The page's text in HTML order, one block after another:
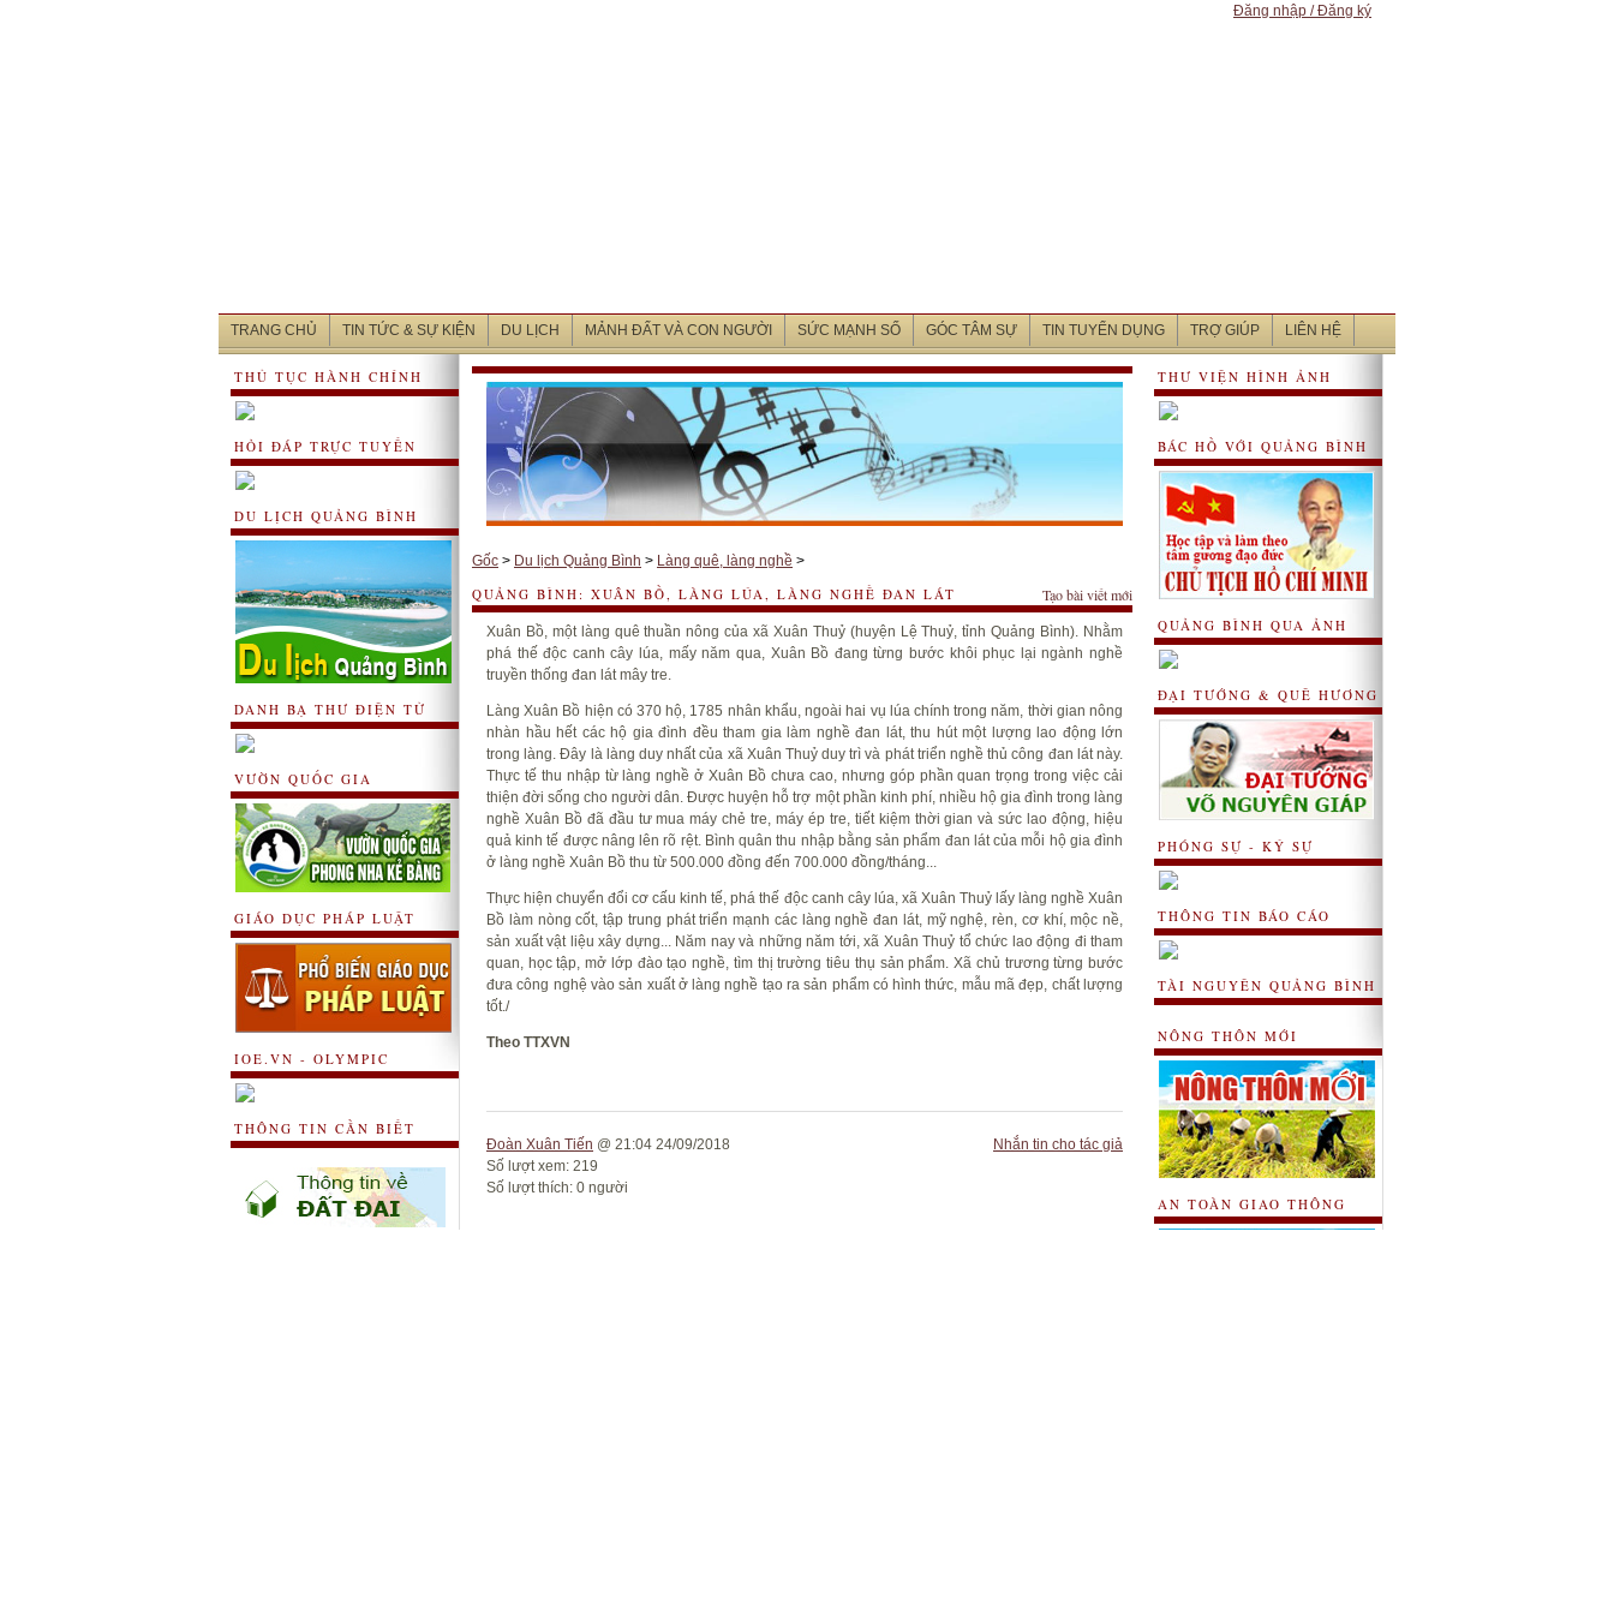
Đăng nhập / Đăng ký
TRANG CHỦ TIN TỨC & SỰ KIỆN DU LỊCH MẢNH ĐẤT VÀ CON NGƯỜI SỨC MẠNH SỐ GÓC TÂM SỰ TIN TUYỂN DỤNG TRỢ GIÚP LIÊN HỆ
THỦ TỤC HÀNH CHÍNH
HỎI ĐÁP TRỰC TUYẾN
DU LỊCH QUẢNG BÌNH
DANH BẠ THƯ ĐIỆN TỬ
VƯỜN QUỐC GIA
GIÁO DỤC PHÁP LUẬT
IOE.VN - OLYMPIC
THÔNG TIN CẦN BIẾT
THƯ VIỆN HÌNH ẢNH
BÁC HỒ VỚI QUẢNG BÌNH
QUẢNG BÌNH QUA ẢNH
ĐẠI TƯỚNG & QUÊ HƯƠNG
PHÓNG SỰ - KÝ SỰ
THÔNG TIN BÁO CÁO
TÀI NGUYÊN QUẢNG BÌNH
NÔNG THÔN MỚI
AN TOÀN GIAO THÔNG
Gốc > Du lịch Quảng Bình > Làng quê, làng nghề >
Tạo bài viết mới
QUẢNG BÌNH: XUÂN BỒ, LÀNG LÚA, LÀNG NGHỀ ĐAN LÁT
Xuân Bồ, một làng quê thuần nông của xã Xuân Thuỷ (huyện Lệ Thuỷ, tỉnh Quảng Bình). Nhằm
phá thế độc canh cây lúa, mấy năm qua, Xuân Bồ đang từng bước khôi phục lại ngành nghề
truyền thống đan lát mây tre.
Làng Xuân Bồ hiện có 370 hộ, 1785 nhân khẩu, ngoài hai vụ lúa chính trong năm, thời gian nông
nhàn hầu hết các hộ gia đình đều tham gia làm nghề đan lát, thu hút một lượng lao động lớn
trong làng. Đây là làng duy nhất của xã Xuân Thuỷ duy trì và phát triển nghề thủ công đan lát này.
Thực tế thu nhập từ làng nghề ở Xuân Bồ chưa cao, nhưng góp phần quan trọng trong việc cải
thiện đời sống cho người dân. Được huyện hỗ trợ một phần kinh phí, nhiều hộ gia đình trong làng
nghề Xuân Bồ đã đầu tư mua máy chẻ tre, máy ép tre, tiết kiệm thời gian và sức lao động, hiệu
quả kinh tế được nâng lên rõ rệt. Bình quân thu nhập bằng sản phẩm đan lát của mỗi hộ gia đình
ở làng nghề Xuân Bồ thu từ 500.000 đồng đến 700.000 đồng/tháng...
Thực hiện chuyển đổi cơ cấu kinh tế, phá thế độc canh cây lúa, xã Xuân Thuỷ lấy làng nghề Xuân
Bồ làm nòng cốt, tập trung phát triển mạnh các làng nghề đan lát, mỹ nghệ, rèn, cơ khí, mộc nề,
sản xuất vật liệu xây dựng... Năm nay và những năm tới, xã Xuân Thuỷ tổ chức lao động đi tham
quan, học tập, mở lớp đào tạo nghề, tìm thị trường tiêu thụ sản phẩm. Xã chủ trương từng bước
đưa công nghệ vào sản xuất ở làng nghề tạo ra sản phẩm có hình thức, mẫu mã đẹp, chất lượng
tốt./
Theo TTXVN
Nhắn tin cho tác giả
Đoàn Xuân Tiến @ 21:04 24/09/2018
Số lượt xem: 219
Số lượt thích: 0 người